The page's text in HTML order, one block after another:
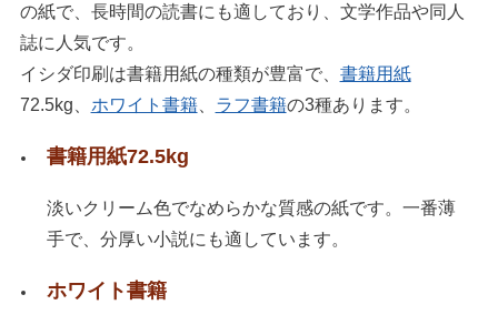
の紙で、長時間の読書にも適しており、文学作品や同人
誌に人気です。
イシダ印刷は書籍用紙の種類が豊富で、 書籍用紙
72.5kg、 ホワイト書籍、 ラフ書籍の3種あります。
書籍用紙72.5kg
淡いクリーム色でなめらかな質感の紙です。一番薄
手で、分厚い小説にも適しています。
ホワイト書籍